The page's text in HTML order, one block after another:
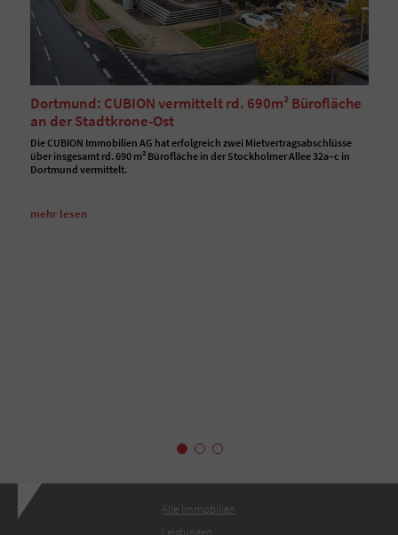
Dortmund: CUBION vermittelt rd. 690m² Bürofläche
an der Stadtkrone-Ost
Die CUBION Immobilien AG hat erfolgreich zwei Mietvertragsabschlüsse
über insgesamt rd. 690 m² Bürofläche in der Stockholmer Allee 32a–c in
Dortmund vermittelt.
mehr lesen
Alle Immobilien
Leistungen